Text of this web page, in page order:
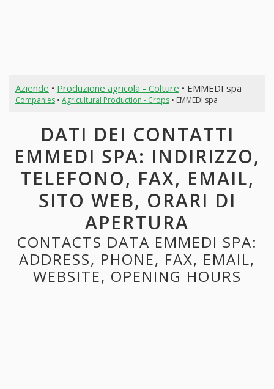
Aziende • Produzione agricola - Colture • EMMEDI spa
Companies• Agricultural Production - Crops• EMMEDI spa
DATI DEI CONTATTI
EMMEDI SPA: INDIRIZZO,
TELEFONO, FAX, EMAIL,
SITO WEB, ORARI DI
APERTURA
CONTACTS DATA EMMEDI SPA:
ADDRESS, PHONE, FAX, EMAIL,
WEBSITE, OPENING HOURS